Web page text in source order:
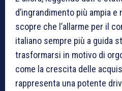
d’ingrandimento più ampia e
scopre che l’allarme per il
italiano sempre più a guida
trasformarsi in motivo di
come la crescita delle
rappresenta una potente